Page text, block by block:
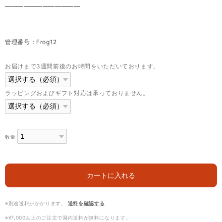
————————————
管理番号：Frog12
お届けまで3週間前後のお時間をいただいております。
ラッピングおよびギフト対応は承っておりません。
数量
カートに入れる
※別途送料がかかります。 送料を確認する
※¥7,000以上のご注文で国内送料が無料になります。